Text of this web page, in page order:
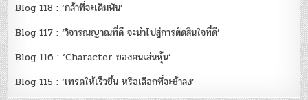
Blog 118 : ‘กล้าที่จะเดิมพัน’
Blog 117 : ‘วิจารณญาณที่ดี จะนำไปสู่การตัดสินใจที่ดี’
Blog 116 : ‘Character ของคนเล่นหุ้น’
Blog 115 : ‘เทรดให้เร็วขึ้น หรือเลือกที่จะช้าลง’